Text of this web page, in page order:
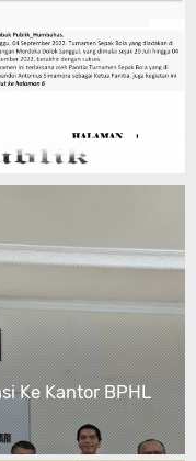
Ke Kantor BPHL